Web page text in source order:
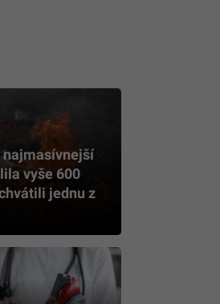
najmasívnejší
vyše 600
jednu z